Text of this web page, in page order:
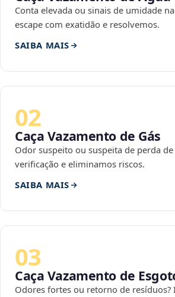
Conta elevada ou sinais de umidade
escape com exatidão e resolvemos.
SAIBA MAIS
02
Caça Vazamento de Gás
Odor suspeito ou suspeita de perda de
verificação e eliminamos riscos.
SAIBA MAIS
03
Caça Vazamento de
Odores fortes ou retorno de